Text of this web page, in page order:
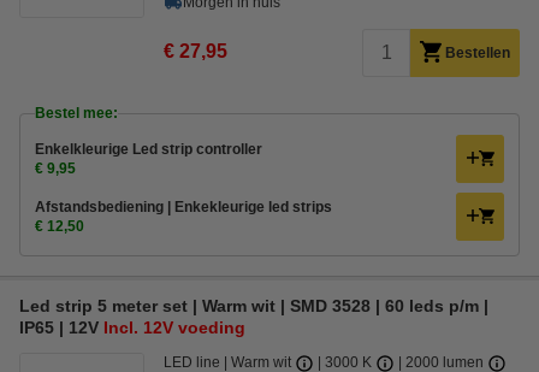
€ 27,95 Bestellen
Bestel mee:
Enkelkleurige Led strip controller
€ 9,95
Afstandsbediening | Enkekleurige led strips
€ 12,50
Led strip 5 meter set | Warm wit | SMD 3528 | 60 leds p/m |
IP65 | 12V Incl. 12V voeding
LED line Warm wit 3000 K 2000 lumen